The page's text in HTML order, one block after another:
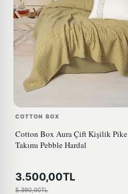
COTTON BOX
Cotton Box Aura Çift Kişilik Pike
Takımı Pebble Hardal
3.500,00TL
5.390,00TL